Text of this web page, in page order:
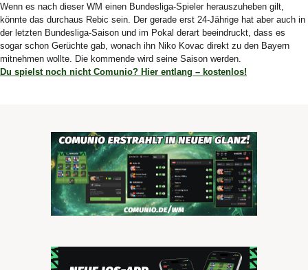
Wenn es nach dieser WM einen Bundesliga-Spieler herauszuheben gilt,
könnte das durchaus Rebic sein. Der gerade erst 24-Jährige hat aber auch in
der letzten Bundesliga-Saison und im Pokal derart beeindruckt, dass es
sogar schon Gerüchte gab, wonach ihn Niko Kovac direkt zu den Bayern
mitnehmen wollte. Die kommende wird seine Saison werden.
Du spielst noch nicht Comunio? Hier entlang – kostenlos!